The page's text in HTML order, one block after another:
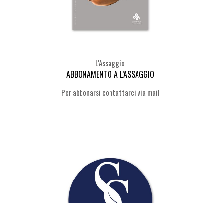
L'Assaggio
ABBONAMENTO A L’ASSAGGIO
Per abbonarsi contattarci via mail